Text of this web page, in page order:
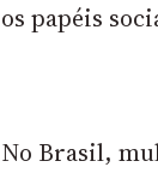
os papéis
No Brasil,